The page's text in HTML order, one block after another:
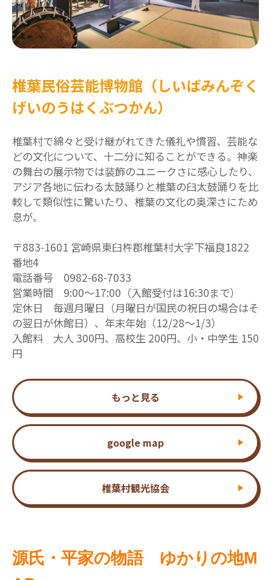
椎葉民俗芸能博物館（しいばみんぞく
げいのうはくぶつかん）
椎葉村で綿々と受け継がれてきた儀礼や慣習、芸能な
どの文化について、十二分に知ることができる。神楽
の舞台の展示物では装飾のユニークさに感心したり、
アジア各地に伝わる太鼓踊りと椎葉の臼太鼓踊りを比
較して類似性に驚いたり、椎葉の文化の奥深さにため
息が。
〒883-1601 宮崎県東臼杵郡椎葉村大字下福良1822
番地4
電話番号 0982-68-7033
営業時間 9:00〜17:00（入館受付は16:30まで）
定休日 毎週月曜日（月曜日が国民の祝日の場合はそ
の翌日が休館日）、年末年始（12/28～1/3）
入館料 大人 300円、高校生 200円、小・中学生 150
円
もっと見る
google map
椎葉村観光協会
源氏・平家の物語 ゆかりの地M